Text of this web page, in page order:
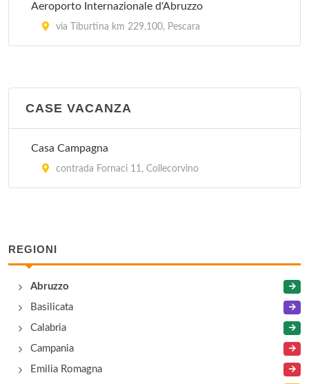
Aeroporto Internazionale d'Abruzzo
via Tiburtina km 229,100, Pescara
CASE VACANZA
Casa Campagna
contrada Fornaci 11, Collecorvino
REGIONI
Abruzzo
Basilicata
Calabria
Campania
Emilia Romagna